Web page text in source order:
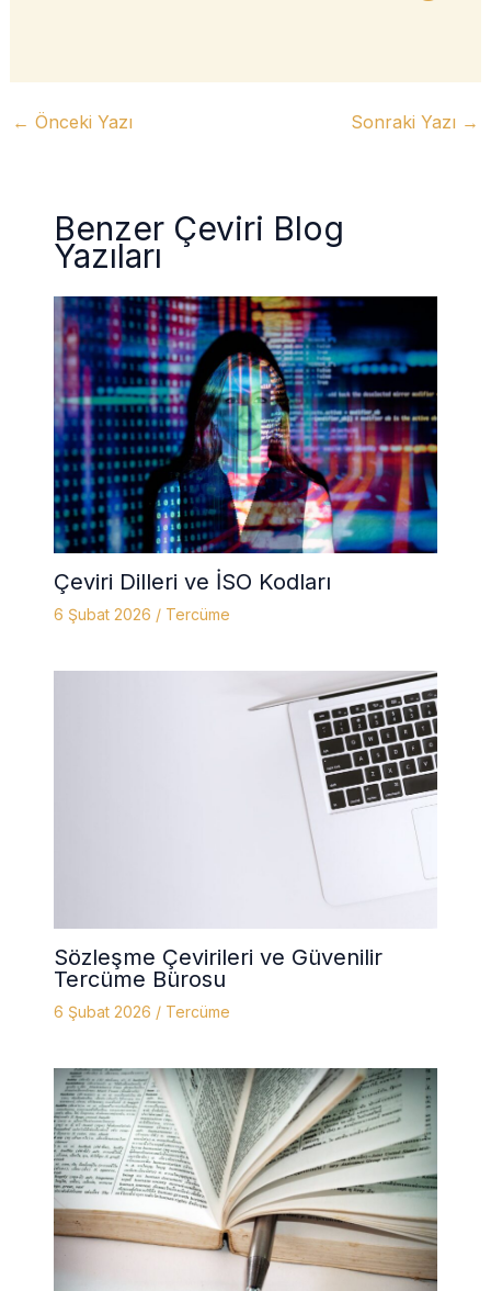
← Önceki Yazı Sonraki Yazı →
Benzer Çeviri Blog
Yazıları
Çeviri Dilleri ve İSO Kodları
6 Şubat 2026 / Tercüme
Sözleşme Çevirileri ve Güvenilir
Tercüme Bürosu
6 Şubat 2026 / Tercüme